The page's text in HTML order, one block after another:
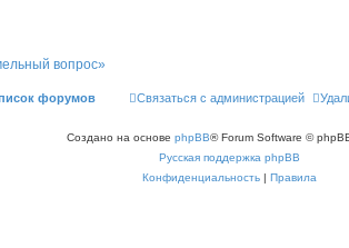
вопрос»
форумов Связаться с администрацией
Создано на основе phpBB® Forum Software ©
Русская поддержка phpBB
Конфиденциальность | Правила